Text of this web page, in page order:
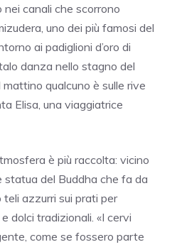
nei canali che scorrono
uno dei più famosi del
ai padiglioni d’oro di
danza nello stagno del
mattino qualcuno è sulle rive
Elisa, una viaggiatrice
è più raccolta: vicino
statua del Buddha che fa da
azzurri sui prati per
dolci tradizionali. «I cervi
come se fossero parte